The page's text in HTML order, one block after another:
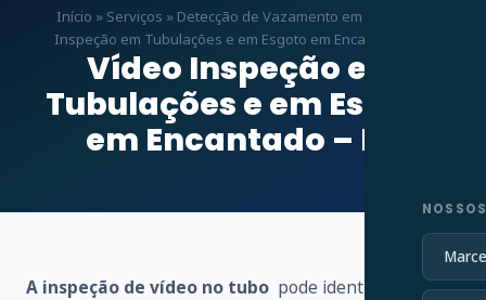
Início » Serviços » Detecção de Vazamento em RJ
Inspeção em Tubulações e em Esgoto em Encantado – RJ
Vídeo Inspeção em
Tubulações e em Esgoto
em Encantado – RJ
A inspeção de vídeo no tubo pode identificar vários